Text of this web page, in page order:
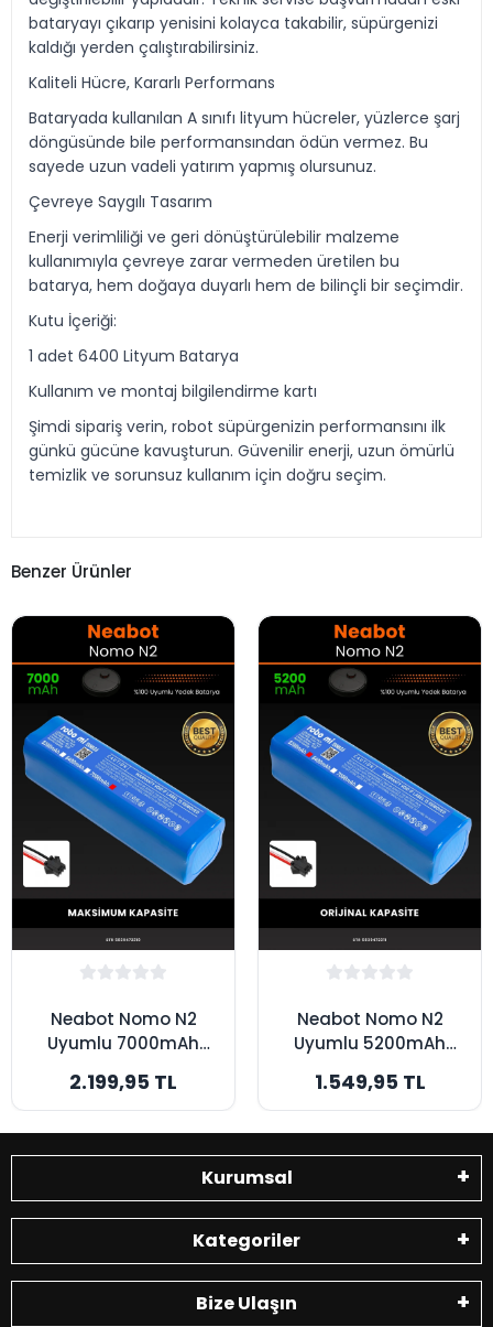
bataryayı çıkarıp yenisini kolayca takabilir, süpürgenizi
kaldığı yerden çalıştırabilirsiniz.
Kaliteli Hücre, Kararlı Performans
Bataryada kullanılan A sınıfı lityum hücreler, yüzlerce şarj
döngüsünde bile performansından ödün vermez. Bu
sayede uzun vadeli yatırım yapmış olursunuz.
Çevreye Saygılı Tasarım
Enerji verimliliği ve geri dönüştürülebilir malzeme
kullanımıyla çevreye zarar vermeden üretilen bu
batarya, hem doğaya duyarlı hem de bilinçli bir seçimdir.
Kutu İçeriği:
1 adet 6400 Lityum Batarya
Kullanım ve montaj bilgilendirme kartı
Şimdi sipariş verin, robot süpürgenizin performansını ilk
günkü gücüne kavuşturun. Güvenilir enerji, uzun ömürlü
temizlik ve sorunsuz kullanım için doğru seçim.
Benzer Ürünler
Neabot Nomo N2
Uyumlu 7000mAh
Bataryası -
Maksimum Kapasite
2.199,95 TL
Neabot Nomo N2
Uyumlu 5200mAh
Bataryası - Orijinal
Kapasite
1.549,95 TL
Kurumsal
Kategoriler
Bize Ulaşın